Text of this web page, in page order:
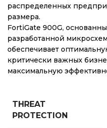
распределенных
размера.
FortiGate 900G,
разработанной
обеспечивает
критически важных
максимальную
THREAT
PROTECTION